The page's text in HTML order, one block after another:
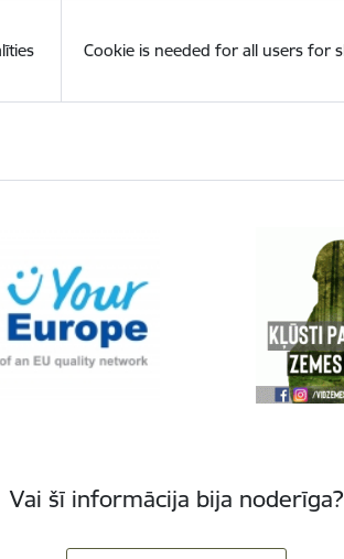
Cookie is needed for all users for
Vai šī informācija bija noderīga?